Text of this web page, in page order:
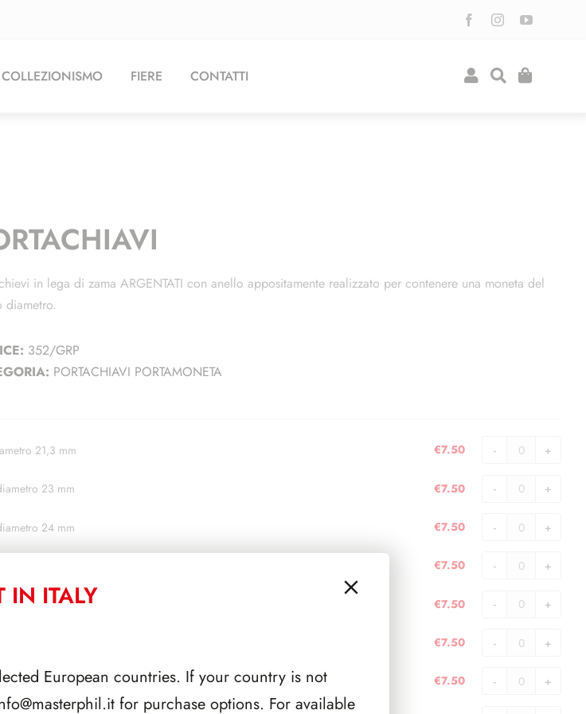
FIERE CONTATTI
in lega di zama ARGENTATI con anello appositamente realizzato per contenere una moneta del
diametro.
352/GRP
PORTACHIAVI PORTAMONETA
Portachiavi
Lire
diametro
mm
21,3 mm €7.50
Portachiavi
23
quantità
23 mm €7.50
Portachiavi
Lire
diametro
mm
24 mm €7.50
Portachiavi
Euro
diametro
mm
€7.50
Portachiavi
Lire
- diametro 29,3 mm €7.50
Portachiavi
€7.50
Portachiavi
35,6 mm €7.50
IN ITALY
European countries. If your country is not
for purchase options. For available